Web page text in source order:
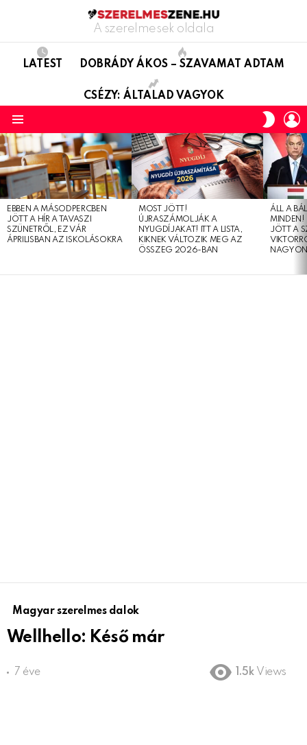
A szerelmesek oldala
LATEST DOBRÁDY ÁKOS – SZAVAMAT ADTAM
CSÉZY: ÁLTALAD VAGYOK
SKIN
LATEST
STORIES
EBBEN A MÁSODPERCBEN
JÖTT A HÍR A TAVASZI
SZÜNETRŐL, EZ VÁR
ÁPRILISBAN AZ ISKOLÁSOKRA
MOST JÖTT!
ÚJRASZÁMOLJÁK A
NYUGDÍJAKAT! ITT A LISTA,
KIKNEK VÁLTOZIK MEG AZ
ÖSSZEG 2026-BAN
ÁLL A
MINDEN!
JÖTT A
Magyar szerelmes dalok
Wellhello: Késő már
7 éve 1.5k Views